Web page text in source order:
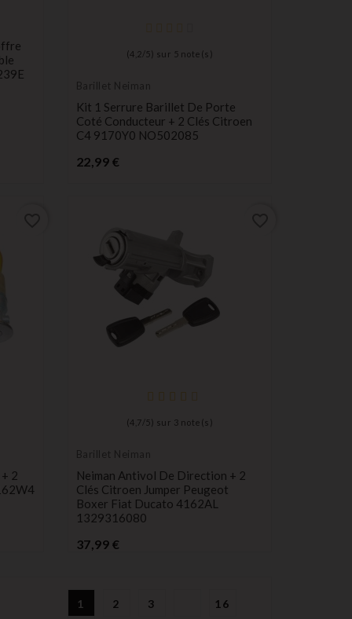
(4,2 / 5) sur 5 note(s)
Barillet Neiman
Kit 1 Serrure Barillet De Porte
Coté Conducteur + 2 Clés Citroen
C4 9170Y0 NO502085
22,99 €
2
(4,7 / 5) sur 3 note(s)
Barillet Neiman
Neiman Antivol De Direction + 2
Clés Citroen Jumper Peugeot
Boxer Fiat Ducato 4162AL
1329316080
37,99 €
1 2 3 16